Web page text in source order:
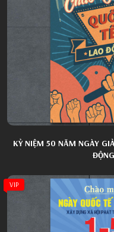
KỶ NIỆM 50 NĂM NGÀY
VIP